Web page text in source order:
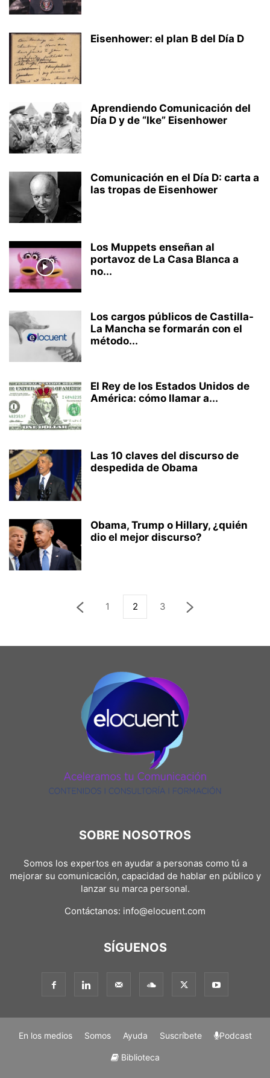
Eisenhower: el plan B del Día D
Aprendiendo Comunicación del
Día D y de “Ike” Eisenhower
Comunicación en el Día D: carta a
las tropas de Eisenhower
Los Muppets enseñan al
portavoz de La Casa Blanca a
no...
Los cargos públicos de Castilla-
La Mancha se formarán con el
método...
El Rey de los Estados Unidos de
América: cómo llamar a...
Las 10 claves del discurso de
despedida de Obama
Obama, Trump o Hillary, ¿quién
dio el mejor discurso?
1 2 3
SOBRE NOSOTROS
Somos los expertos en ayudar a personas como tú a
mejorar su comunicación, capacidad de hablar en público y
lanzar su marca personal.
Contáctanos: info@elocuent.com
SÍGUENOS
En los medios Somos Ayuda Suscríbete Podcast
Biblioteca